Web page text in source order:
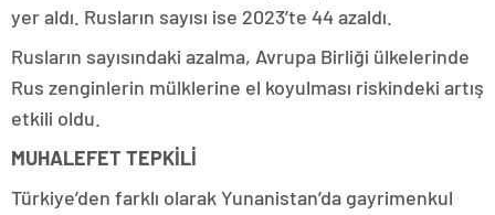
yer aldı. Rusların sayısı ise 2023’te 44 azaldı.
Rusların sayısındaki azalma, Avrupa Birliği ülkelerinde
Rus zenginlerin mülklerine el koyulması riskindeki artış
etkili oldu.
MUHALEFET TEPKİLİ
Türkiye’den farklı olarak Yunanistan’da gayrimenkul